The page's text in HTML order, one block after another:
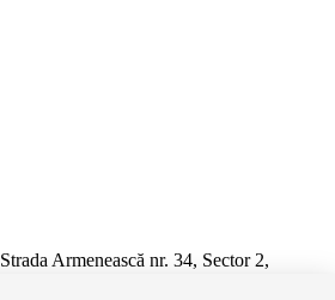
Strada Armenească nr. 34, Sector 2,